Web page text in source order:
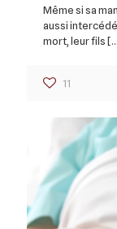
Même si sa
aussi
mort, leur fils
11